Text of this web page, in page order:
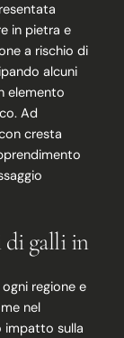
in pietra e
a rischio di
alcuni
elemento
Ad
cresta
di galli in
regione e
nel
impatto sulla